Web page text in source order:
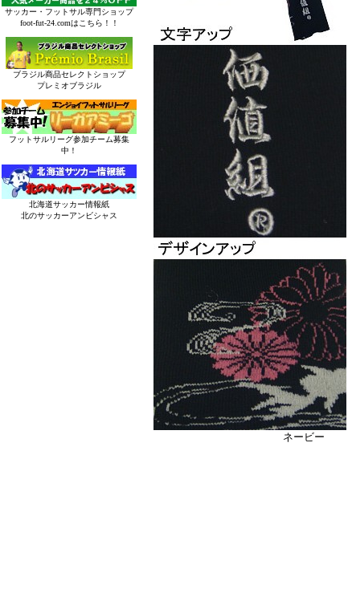
サッカー・フットサル専門ショップ
foot-fut-24.comはこちら！！
ブラジル商品セレクトショップ
プレミオブラジル
フットサルリーグ参加チーム募集
中！
北海道サッカー情報紙
北のサッカーアンビシャス